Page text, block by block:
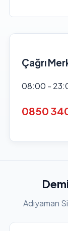
Çağrı
08:00 -
0850
Adıyaman